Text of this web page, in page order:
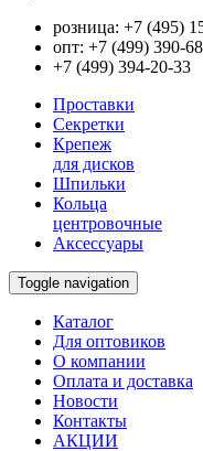
розница: +7 (495)
опт: +7 (499) 390-
+7 (499) 394-20-33
Проставки
Секретки
Крепеж
для дисков
Шпильки
Кольца
центровочные
Аксессуары
Toggle navigation
Каталог
Для оптовиков
О компании
Оплата и доставка
Новости
Контакты
АКЦИИ